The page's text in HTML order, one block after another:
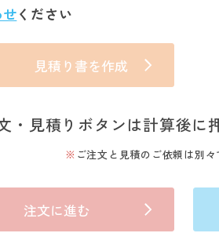
ください
見積り書を作成
・見積りボタンは計算後に
ご注文と見積のご依頼は別々
注文に進む